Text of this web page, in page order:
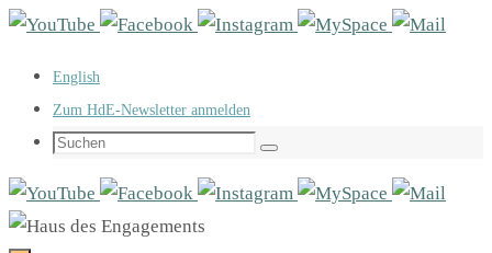
Zum
springen
English
Zum HdE-Newsletter anmelden
Suchen
Suchen